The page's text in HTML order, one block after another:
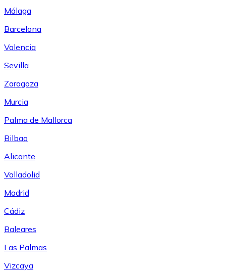
Málaga
Barcelona
Valencia
Sevilla
Zaragoza
Murcia
Palma de Mallorca
Bilbao
Alicante
Valladolid
Madrid
Cádiz
Baleares
Las Palmas
Vizcaya